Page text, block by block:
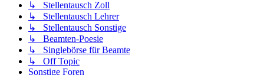
↳ Stellentausch Zoll
↳ Stellentausch Lehrer
↳ Stellentausch Sonstige
↳ Beamten-Poesie
↳ Singlebörse für Beamte
↳ Off Topic
Sonstige Foren